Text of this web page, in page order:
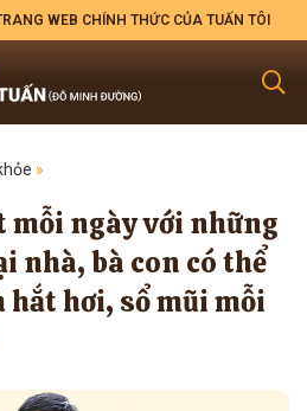
WEB CHÍNH THỨC CỦA TUẤN TÔI
»
mỗi ngày với những
nhà, bà con có thể
hơi, sổ mũi mỗi